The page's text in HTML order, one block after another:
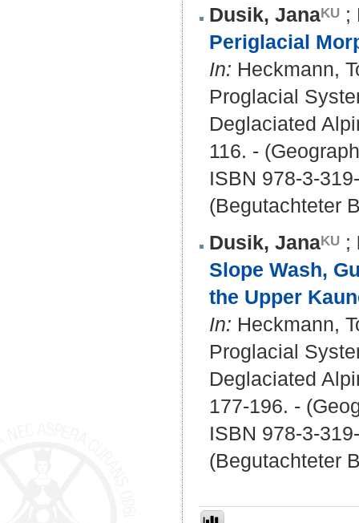
Dusik, Jana
;
Periglacial
In: Heckmann,
Proglacial
Deglaciated
116. -
ISBN 978-3-
(Begutachteter
Dusik, Jana
;
Slope Wash,
the Upper
In: Heckmann,
Proglacial
Deglaciated
177-196. -
ISBN 978-3-
(Begutachteter